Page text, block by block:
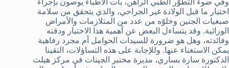
وفي ضوء التطوّر الطبي الراهن، بات الأطباء يوصون بإجراء
اختبار ما قبل الولادة غير الجراحي، والذي يتحقق من سلامة
صبغيات الجنين وخلوّه من عدد من المتلازمات والأمراض
الوراثية. وقد يتساءل البعض عن أهمية هذا الاختبار ودقته
وفائدته، وهل هو ضرورة للسيدات الحوامل أم مجرد رفاهية
يمكن الاستغناء عنها. وللإجابة على هذه التساؤلات، التقينا
الدكتورة سارة بساري، مديرة مختبر الجينات في مركز هيلث